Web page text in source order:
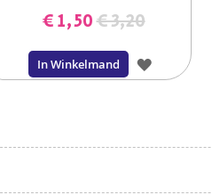
€ 1,50€ 3,20
In Winkelmand
VOEG